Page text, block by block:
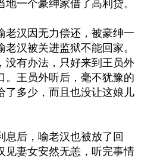
地一个豪绅家借了高利贷。
老汉因无力偿还，被豪绅一
汉被关进监狱不能回家。
没有办法，只好来到王员外
。王员外听后，毫不犹豫的
了多少，而且也没让这娘儿
息后，喻老汉也被放了回
见妻女安然无恙，听完事情